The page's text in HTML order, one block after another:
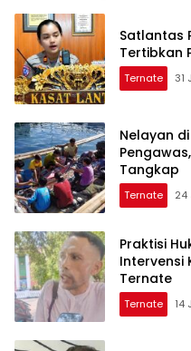
Satlantas
Tertibkan
Ternate 31
Nelayan
Tangkap
Ternate 24
Praktisi
Intervensi
Ternate
Ternate 14